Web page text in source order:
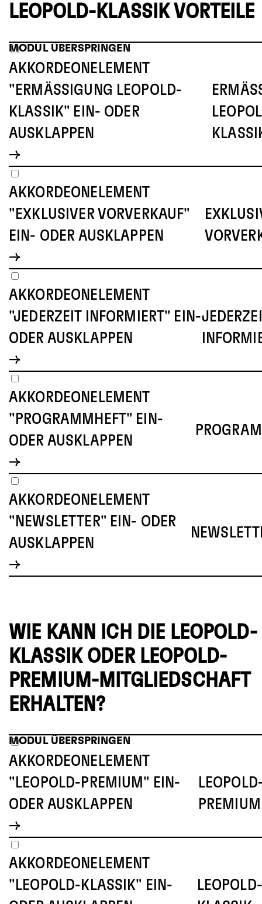
LEOPOLD-KLASSIK VORTEILE
MODUL ÜBERSPRINGEN
LASSIK
AKKORDEONELEMENT
"ERMÄSSIGUNG LEOPOLD-K
LASSIK" EIN- ODER A
USKLAPPEN
AKKORDEONELEMENT
"EXKLUSIVER VORVERKAUF"
EIN- ODER AUSKLAPPEN
AKKORDEONELEMENT
"JEDERZEIT INFORMIERT" EIN-
ODER AUSKLAPPEN
AKKORDEONELEMENT
"PROGRAMMHEFT" EIN-
ODER AUSKLAPPEN
AKKORDEONELEMENT
"NEWSLETTER" EIN- ODER
AUSKLAPPEN
WIE KANN ICH DIE LEOPOLD-
KLASSIK ODER LEOPOLD-
PREMIUM-MITGLIEDSCHAFT
ERHALTEN?
MODUL ÜBERSPRINGEN
PREMIUM
AKKORDEONELEMENT
"LEOPOLD-PREMIUM" EIN-
ODER AUSKLAPPEN
LEOPOLD-
AKKORDEONELEMENT
"LEOPOLD-KLASSIK" EIN-